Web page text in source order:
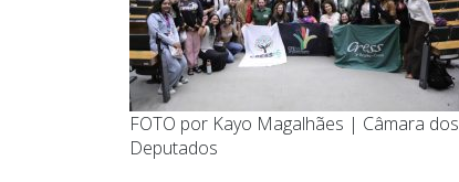
FOTO por Kayo Magalhães | Câmara dos
Deputados